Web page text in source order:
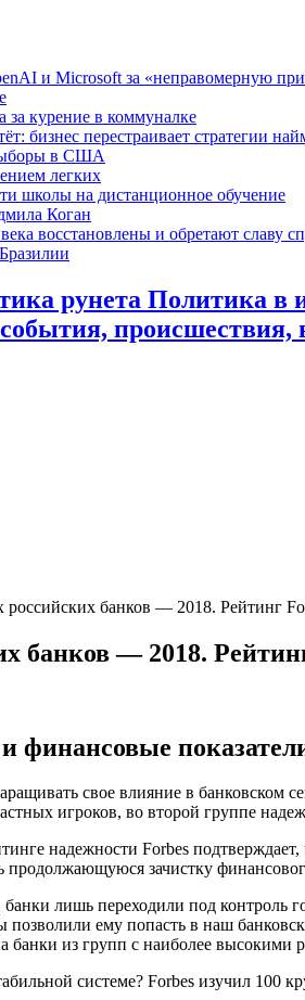
и Microsoft за «неправомерную
за курение в коммуналке
бизнес перестраивает стратегии
в США
легких
школы на дистанционное обучение
Коган
восстановлены и обретают славу
рунета Политика в
происшествия,
российских банков — 2018. Рейтинг
банков — 2018.
финансовые
свое влияние в банковском
игроков, во второй группе
надежности Forbes
продолжающуюся зачистку
лишь переходили под контроль
ему попасть в наш
из групп с наиболее высокими
системе? Forbes изучил